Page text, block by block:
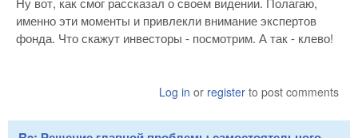
именно эти моменты и привлекли внимание экспертов
фонда. Что скажут инвесторы - посмотрим. А так - клево!
Log in or register to post comments